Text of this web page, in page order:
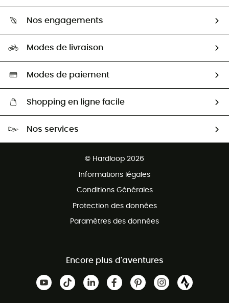
Guide des tailles
Seconde Main
Aide & Contact
HardGuides
Nos engagements
Sélection éco-responsable
Modes de livraison
Modes de paiement
Shopping en ligne facile
Nos services
© Hardloop 2026
Informations légales
Conditions Générales
Protection des données
Paramètres des données
Encore plus d'aventures